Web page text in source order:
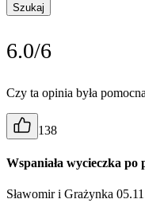
Szukaj
6.0/6
Czy ta opinia była
138
Wspaniała wycieczka
Sławomir i Grażynka